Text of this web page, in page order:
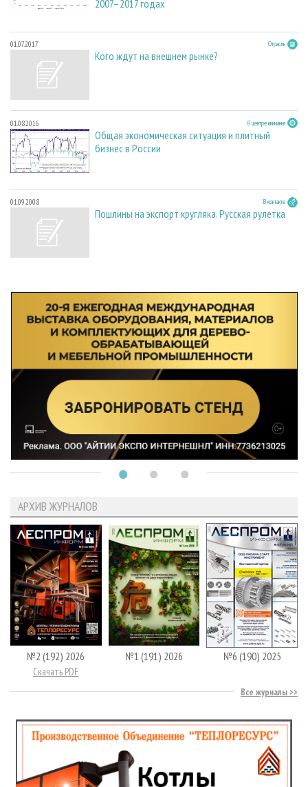
2007–2017 годах
01.07.2017 Отрасль
Кого ждут на внешнем рынке?
01.08.2016 В центре внимания
Общая экономическая ситуация и плитный
бизнес в России
01.09.2008 В контакте
Пошлины на экспорт кругляка. Русская рулетка
АРХИВ ЖУРНАЛОВ
№2 (192) 2026
Скачать PDF
№1 (191) 2026 №6 (190) 2025
Все журналы